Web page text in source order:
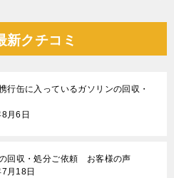
新クチコミ
行缶に入っているガソリンの回収・
月6日
の回収・処分ご依頼 お客様の声
月18日